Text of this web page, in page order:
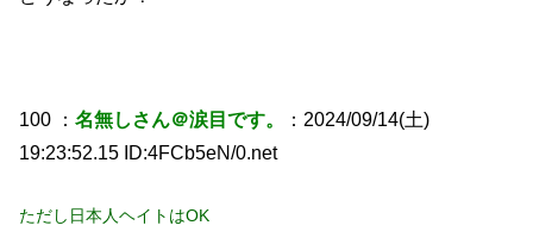
100 ：名無しさん＠涙目です。
：2024/09/14(土)
19:23:52.15 ID:4FCb5eN/0.net
ただし日本人ヘイトはOK